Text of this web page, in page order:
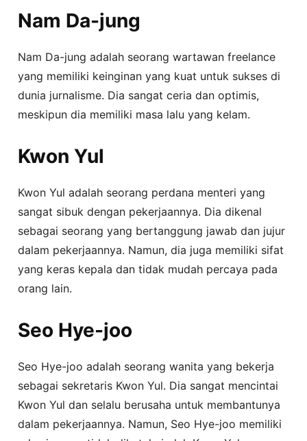
Nam Da-jung
Nam Da-jung adalah seorang wartawan freelance
yang memiliki keinginan yang kuat untuk sukses di
dunia jurnalisme. Dia sangat ceria dan optimis,
meskipun dia memiliki masa lalu yang kelam.
Kwon Yul
Kwon Yul adalah seorang perdana menteri yang
sangat sibuk dengan pekerjaannya. Dia dikenal
sebagai seorang yang bertanggung jawab dan jujur
dalam pekerjaannya. Namun, dia juga memiliki sifat
yang keras kepala dan tidak mudah percaya pada
orang lain.
Seo Hye-joo
Seo Hye-joo adalah seorang wanita yang bekerja
sebagai sekretaris Kwon Yul. Dia sangat mencintai
Kwon Yul dan selalu berusaha untuk membantunya
dalam pekerjaannya. Namun, Seo Hye-joo memiliki